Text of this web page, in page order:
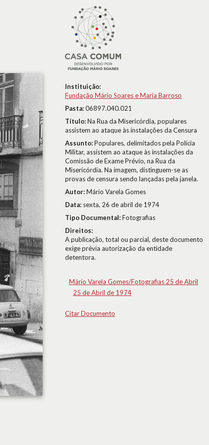
Instituição:
Fundação Mário Soares e Maria Barroso
Pasta:06897.040.021
Título:Na Rua da Misericórdia, populares
assistem ao ataque às instalações da Censura
Assunto:Populares, delimitados pela Polícia
Militar, assistem ao ataque às instalações da
Comissão de Exame Prévio, na Rua da
Misericórdia. Na imagem, distinguem-se as
provas de censura sendo lançadas pela janela.
Autor:Mário Varela Gomes
Data: sexta, 26 de abril de 1974
Tipo Documental:Fotografias
Direitos:
A publicação, total ou parcial, deste documento
exige prévia autorização da entidade
detentora.
Mário Varela Gomes/Fotografias 25 de Abril
25 de Abril de 1974
Citar Documento